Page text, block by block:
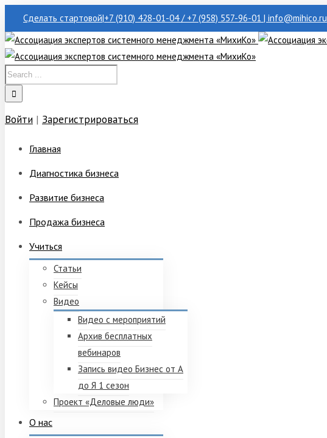
Сделать стартовой|+7 (910) 428-01-04 / +7 (958) 557-96-01 | info@mihico.ru
Войти | Зарегистрироваться
Главная
Диагностика бизнеса
Развитие бизнеса
Продажа бизнеса
Учиться
Статьи
Кейсы
Видео
Видео с мероприятий
Архив бесплатных
вебинаров
Запись видео Бизнес от А
до Я 1 сезон
Проект «Деловые люди»
О нас